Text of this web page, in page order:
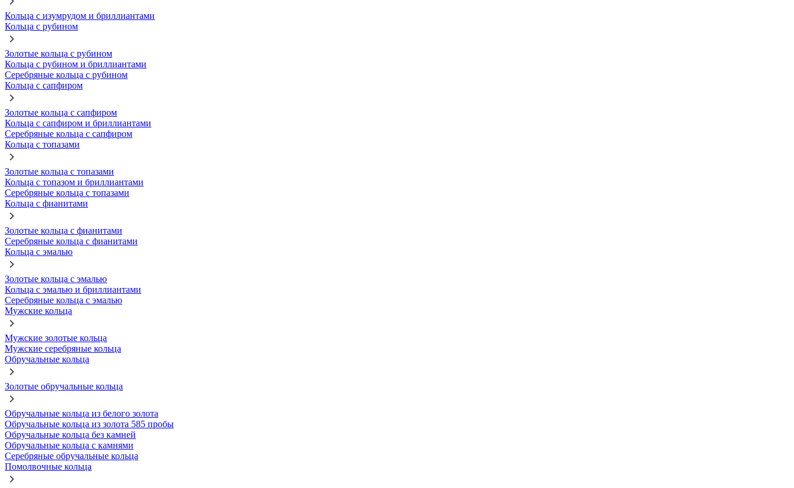
Кольца с изумрудом и бриллиантами
Кольца с рубином
Золотые кольца с рубином
Кольца с рубином и бриллиантами
Серебряные кольца с рубином
Кольца с сапфиром
Золотые кольца с сапфиром
Кольца с сапфиром и бриллиантами
Серебряные кольца с сапфиром
Кольца с топазами
Золотые кольца с топазами
Кольца с топазом и бриллиантами
Серебряные кольца с топазами
Кольца с фианитами
Золотые кольца с фианитами
Серебряные кольца с фианитами
Кольца с эмалью
Золотые кольца с эмалью
Кольца с эмалью и бриллиантами
Серебряные кольца с эмалью
Мужские кольца
Мужские золотые кольца
Мужские серебряные кольца
Обручальные кольца
Золотые обручальные кольца
Обручальные кольца из белого золота
Обручальные кольца из золота 585 пробы
Обручальные кольца без камней
Обручальные кольца с камнями
Серебряные обручальные кольца
Помолвочные кольца